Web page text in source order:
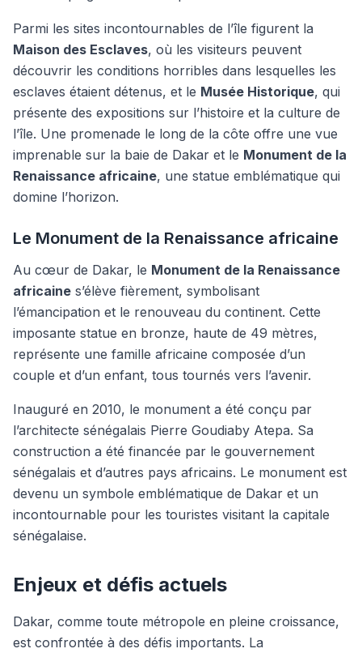
Parmi les sites incontournables de l’île figurent la
Maison des Esclaves, où les visiteurs peuvent
découvrir les conditions horribles dans lesquelles les
esclaves étaient détenus, et le Musée Historique, qui
présente des expositions sur l’histoire et la culture de
l’île. Une promenade le long de la côte offre une vue
imprenable sur la baie de Dakar et le Monument de la
Renaissance africaine, une statue emblématique qui
domine l’horizon.
Le Monument de la Renaissance africaine
Au cœur de Dakar, le Monument de la Renaissance
africaine s’élève fièrement, symbolisant
l’émancipation et le renouveau du continent. Cette
imposante statue en bronze, haute de 49 mètres,
représente une famille africaine composée d’un
couple et d’un enfant, tous tournés vers l’avenir.
Inauguré en 2010, le monument a été conçu par
l’architecte sénégalais Pierre Goudiaby Atepa. Sa
construction a été financée par le gouvernement
sénégalais et d’autres pays africains. Le monument est
devenu un symbole emblématique de Dakar et un
incontournable pour les touristes visitant la capitale
sénégalaise.
Enjeux et défis actuels
Dakar, comme toute métropole en pleine croissance,
est confrontée à des défis importants. La